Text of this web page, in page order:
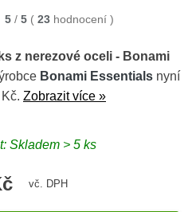
5 / 5 ( 23 hodnocení )
z nerezové oceli - Bonami
Bonami Essentials nyní
Zobrazit více »
Skladem > 5 ks
vč. DPH